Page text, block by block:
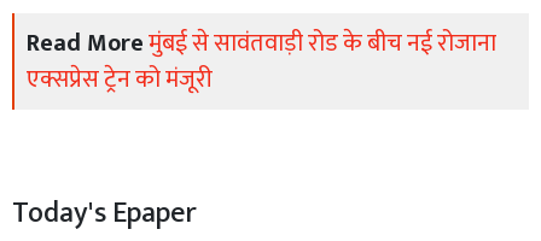
Read Moreमुंबई से सावंतवाड़ी रोड के बीच नई रोजाना
एक्सप्रेस ट्रेन को मंजूरी
Today's Epaper